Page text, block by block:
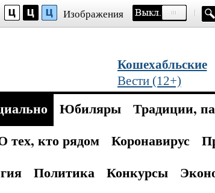
Изображения
Кошехабльские
Вести (12+)
Юбиляры
Традиции,
тех, кто рядом Коронавирус
Политика Конкурсы